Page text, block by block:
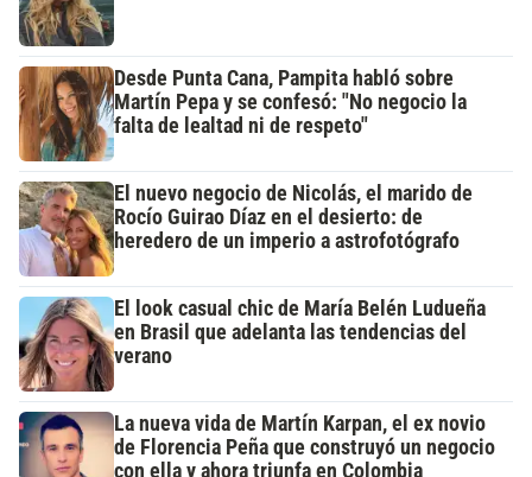
Desde Punta Cana, Pampita habló sobre
Martín Pepa y se confesó: "No negocio la
falta de lealtad ni de respeto"
El nuevo negocio de Nicolás, el marido de
Rocío Guirao Díaz en el desierto: de
heredero de un imperio a astrofotógrafo
El look casual chic de María Belén Ludueña
en Brasil que adelanta las tendencias del
verano
La nueva vida de Martín Karpan, el ex novio
de Florencia Peña que construyó un negocio
con ella y ahora triunfa en Colombia